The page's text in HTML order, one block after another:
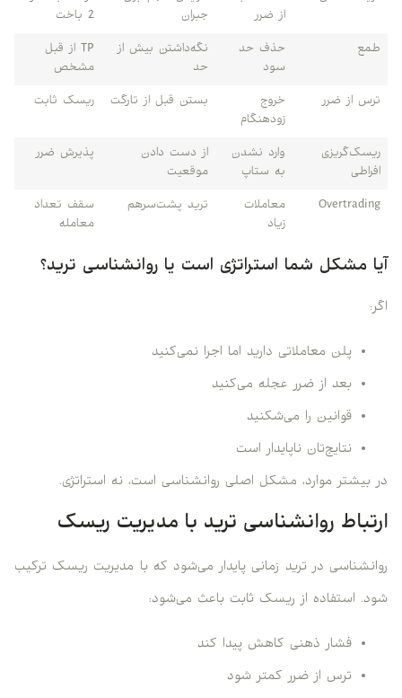
از ضرر
جبران
2 باخت
طمع
حذف حد
سود
نگه‌داشتن بیش از
حد
TP از قبل
مشخص
ترس از ضرر
خروج
زودهنگام
بستن قبل از تارگت ریسک ثابت
ریسک‌گریزی
افراطی
وارد نشدن
به ستاپ
از دست دادن
موقعیت
پذیرش ضرر
Overtrading
معاملات
زیاد
ترید پشت‌سرهم
سقف تعداد
معامله
آیا مشکل شما استراتژی است یا روانشناسی ترید؟
اگر:
پلن معاملاتی دارید اما اجرا نمی‌کنید
بعد از ضرر عجله می‌کنید
قوانین را می‌شکنید
نتایج‌تان ناپایدار است
در بیشتر موارد، مشکل اصلی روانشناسی است، نه استراتژی.
ارتباط روانشناسی ترید با مدیریت ریسک
روانشناسی در ترید زمانی پایدار می‌شود که با مدیریت ریسک ترکیب
شود. استفاده از ریسک ثابت باعث می‌شود:
فشار ذهنی کاهش پیدا کند
ترس از ضرر کمتر شود